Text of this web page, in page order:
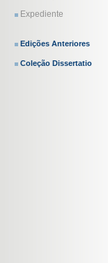
Expediente
Edições Anteriores
Coleção Dissertatio